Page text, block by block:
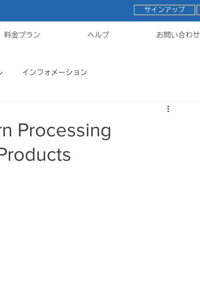
サインアップ
料金プラン ヘルプ お問い合わせ
インフォメーション
Processing